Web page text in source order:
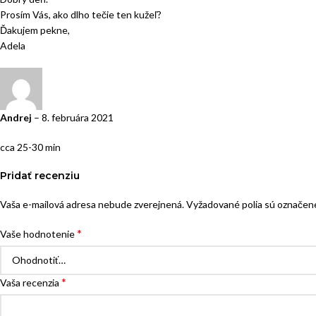
Prosím Vás, ako dlho tečie ten kužeľ?
Ďakujem pekne,
Adela
Andrej – 8. februára 2021
cca 25-30 min
Pridať recenziu
Vaša e-mailová adresa nebude zverejnená.Vyžadované polia sú
Vaše hodnotenie*
Vaša recenzia *